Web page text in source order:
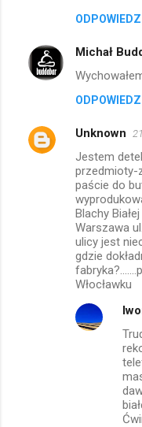
ODPOWIEDZ
Michał
ODPOWIEDZ
Unknown
Jestem
przedmioty-
paście do
Blachy
Warszawa
ulicy jest
gdzie
Włocławku